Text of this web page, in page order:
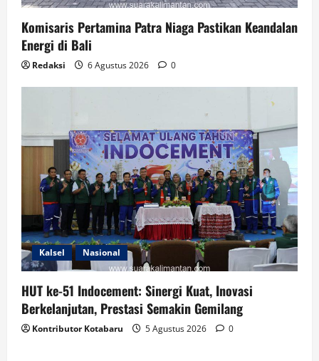
Komisaris Pertamina Patra Niaga Pastikan Keandalan
Energi di Bali
Redaksi 6 Agustus 2026 0
Kalsel Nasional
HUT ke-51 Indocement: Sinergi Kuat, Inovasi
Berkelanjutan, Prestasi Semakin Gemilang
Kontributor Kotabaru 5 Agustus 2026 0